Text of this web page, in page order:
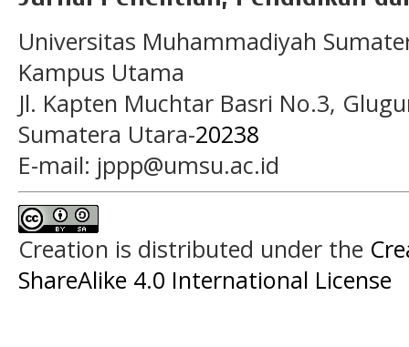
Universitas Muhammadiyah
Kampus Utama
Jl. Kapten Muchtar Basri No.3,
Sumatera Utara-20238
E-mail: jppp@umsu.ac.id
Creation is distributed under the
ShareAlike 4.0 International License